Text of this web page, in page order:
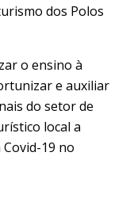
dos Polos
o ensino à
e auxiliar
do setor de
local a
19 no